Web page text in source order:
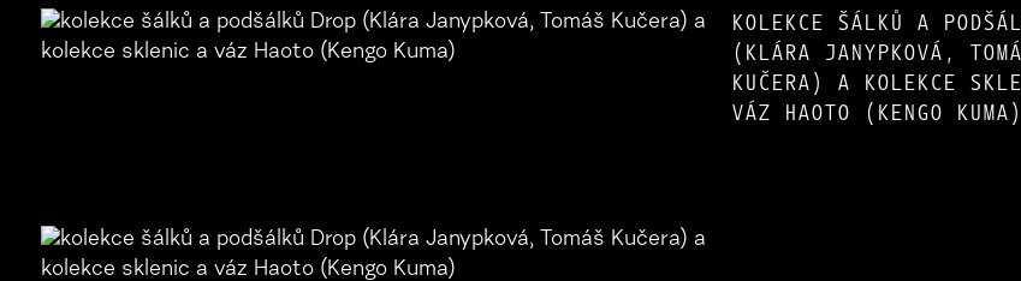
KOLEKCE ŠÁLKŮ A
(KLÁRA JANYPKOVÁ,
KUČERA) A KOLEKCE
VÁZ HAOTO (KENGO KUMA)